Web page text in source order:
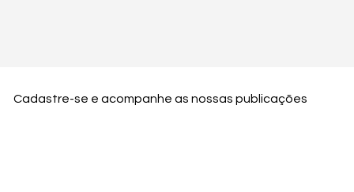
Cadastre-se e acompanhe as nossas publicações